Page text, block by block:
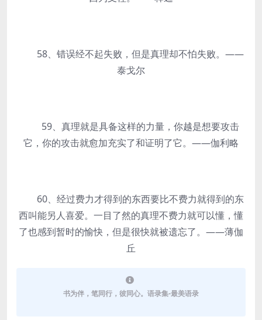
58、错误经不起失败，但是真理却不怕失败。——
泰戈尔
59、真理就是具备这样的力量，你越是想要攻击
它，你的攻击就愈加充实了和证明了它。——伽利略
60、经过费力才得到的东西要比不费力就得到的东
西叫能另人喜爱。一目了然的真理不费力就可以懂，懂
了也感到暂时的愉快，但是很快就被遗忘了。——薄伽
丘
书为伴，笔同行，彼同心。语录集-最美语录